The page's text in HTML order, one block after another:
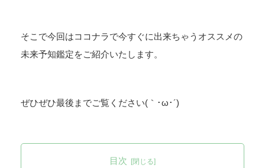
そこで今回はココナラで今すぐに出来ちゃうオススメの
未来予知鑑定をご紹介いたします。
ぜひぜひ最後までご覧ください(｀･ω･´)ゞ
目次